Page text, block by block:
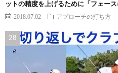
ットの精度を上げるために「フェー
2018.07.02 アプローチの打ち方